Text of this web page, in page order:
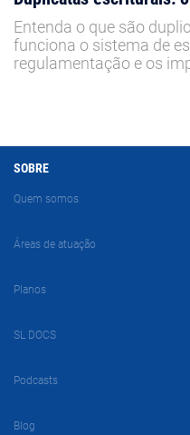
Entenda o que são
funciona o sistema de
regulamentação e os
SOBRE
Quem somos
Áreas de atuação
Planos
SL DOCS
Podcasts
Blog